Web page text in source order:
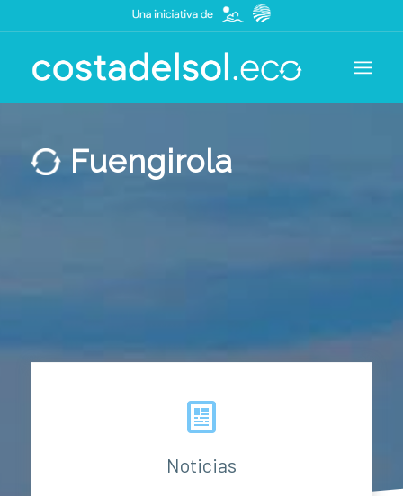
Fuengirola
Noticias